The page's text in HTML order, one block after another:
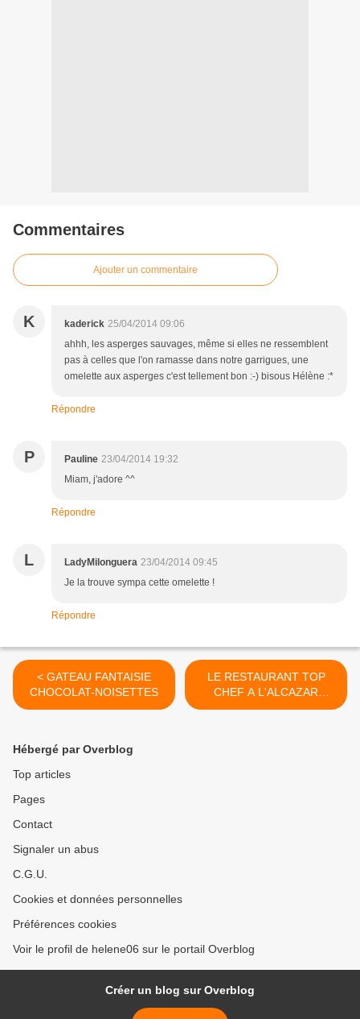
Commentaires
Ajouter un commentaire
K kaderick 25/04/2014 09:06
ahhh, les asperges sauvages, même si elles ne ressemblent
pas à celles que l'on ramasse dans notre garrigues, une
omelette aux asperges c'est tellement bon :-) bisous Hélène :*
Répondre
P Pauline 23/04/2014 19:32
Miam, j'adore ^^
Répondre
L LadyMilonguera 23/04/2014 09:45
Je la trouve sympa cette omelette !
Répondre
< GATEAU FANTAISIE
CHOCOLAT-NOISETTES
LE RESTAURANT TOP
CHEF A L'ALCAZAR
(PARIS 6ème) >
Hébergé par Overblog
Top articles
Pages
Contact
Signaler un abus
C.G.U.
Cookies et données personnelles
Préférences cookies
Voir le profil de helene06 sur le portail Overblog
Créer un blog sur Overblog